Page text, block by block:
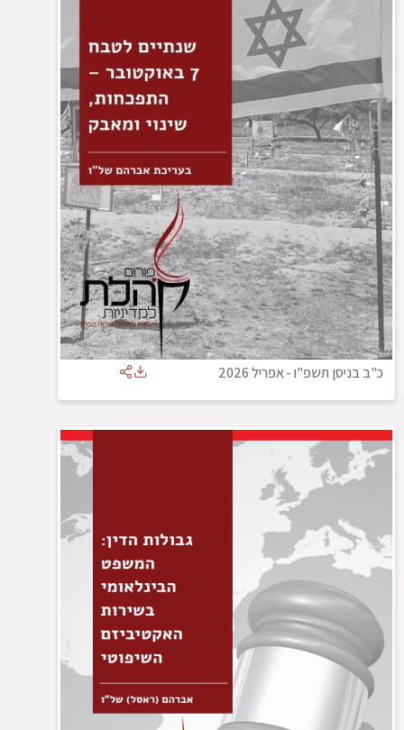
כ"ב בניסן תשפ"ו-אפריל 2026